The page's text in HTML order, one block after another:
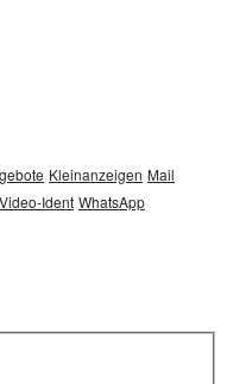
Kleinanzeigen Mail
Video-Ident WhatsApp